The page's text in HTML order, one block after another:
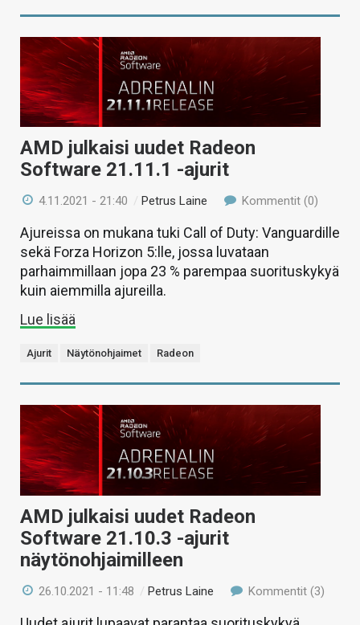
AMD julkaisi uudet Radeon
Software 21.11.1 -ajurit
4.11.2021 - 21:40 /Petrus Laine Kommentit (0)
Ajureissa on mukana tuki Call of Duty: Vanguardille
sekä Forza Horizon 5:lle, jossa luvataan
parhaimmillaan jopa 23 % parempaa suorituskykyä
kuin aiemmilla ajureilla.
Lue lisää
Ajurit Näytönohjaimet Radeon
AMD julkaisi uudet Radeon
Software 21.10.3 -ajurit
näytönohjaimilleen
26.10.2021 - 11:48 /Petrus Laine Kommentit (3)